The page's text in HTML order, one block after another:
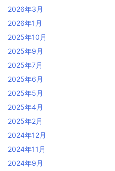
2026年3月
2026年1月
2025年10月
2025年9月
2025年7月
2025年6月
2025年5月
2025年4月
2025年2月
2024年12月
2024年11月
2024年9月